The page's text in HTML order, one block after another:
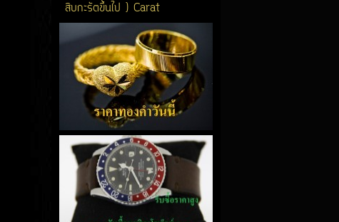
สิบกะรัตขึ้นไป ) Carat